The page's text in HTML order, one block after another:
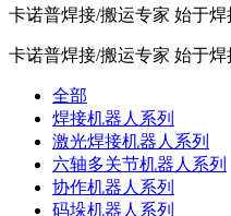
卡诺普焊接/搬运专家 始于
卡诺普焊接/搬运专家 始于
全部
焊接机器人系列
激光焊接机器人系列
六轴多关节机器人系列
协作机器人系列
码垛机器人系列